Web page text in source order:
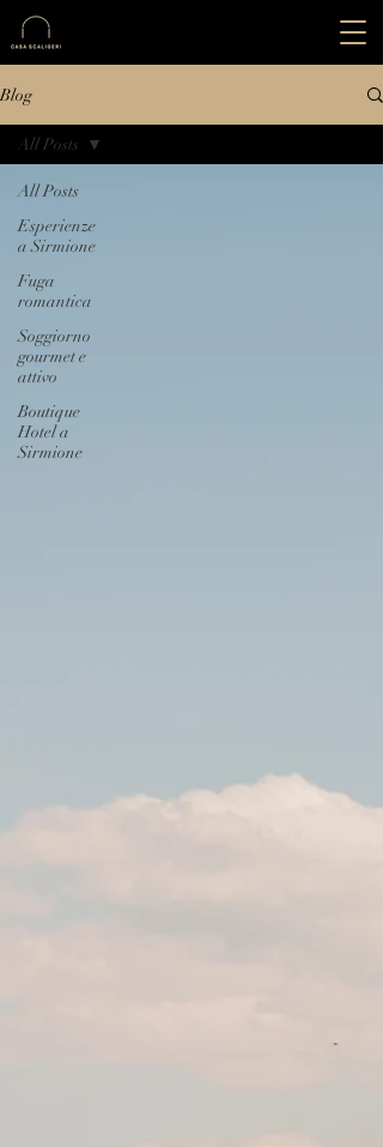
Blog
All Posts
Esperienze
a Sirmione
Fuga
romantica
Soggiorno
gourmet e
attivo
Boutique
Hotel a
Sirmione
All Posts